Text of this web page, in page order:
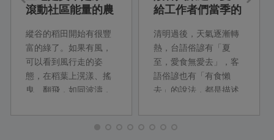
滾動社區能量的農
縱谷的稻田開始有很豐
富的綠了。如果有風，
可以看到風行走的姿
態，在稻葉上滉漾、搖
曳、翻飛，如同波濤，
一切都無痕跡，仍然只
是靜靜的稻田。這是作
給工作者們當季的
清明過後，天氣逐漸轉
熱，台語俗諺有「夏
至，愛食無愛去」，客
語俗諺也有「有食懶
去」的說法，都是描述
疲勞的狀態，就算有美